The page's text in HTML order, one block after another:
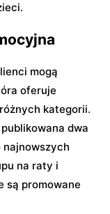
mogą
oferuje
kategorii.
dwa
najnowszych
na raty i
są promowane